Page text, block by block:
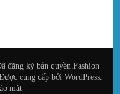
đăng ký bản quyền.Fashion
cung cấp bởi WordPress.
mật